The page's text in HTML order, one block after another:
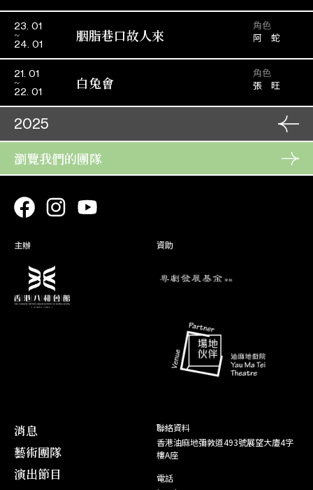
23. 01
24. 01
胭脂巷口故人來
角色
阿 蛇
21. 01
22. 01
白兔會
角色
張 旺
2025
30. 11
01. 12
樓台會
25. 10
搶新娘
23. 10
24. 10
19. 10
家 人/ 甲
番將
瀏覽我們的團隊
主辦 資助
消息
藝術團隊
演出節目
聯絡資料
香港油麻地彌敦道493號展望大廈4字
樓A座
電話